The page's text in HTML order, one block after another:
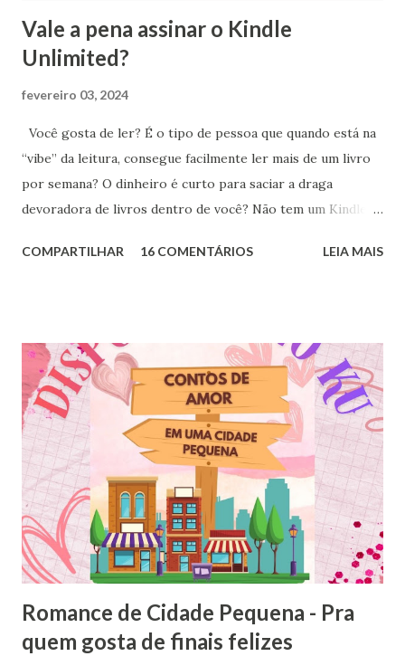
Vale a pena assinar o Kindle
Unlimited?
fevereiro 03, 2024
Você gosta de ler? É o tipo de pessoa que quando está na
“vibe” da leitura, consegue facilmente ler mais de um livro
por semana? O dinheiro é curto para saciar a draga
devoradora de livros dentro de você? Não tem um Kindle ,
se vale a pena? – Tem um mês de teste gratuito! Então eu
para ler os livros gratuitamente, você pode lê-los pelo
aplicativo do Kindle Unlimited direto do seu celular. Eu
tenho um Kindle Paper White, mas na maior parte do
tempo acabo lendo os livros direto do celular, o bom é que
com sua conta da Amazon, você consegue sincronizar o app
com o Kindle, então pode começar uma leitura no celular,
por exemplo, e continuar de onde parou no Kindle e vice e
versa. Nesse post, preparei 5 ebooks gratuitos no
programa, lembrando ...
COMPARTILHAR 16 COMENTÁRIOS LEIA MAIS
Romance de Cidade Pequena - Pra
quem gosta de finais felizes